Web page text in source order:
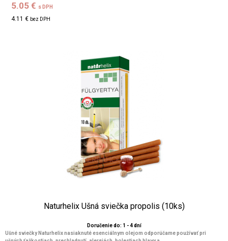
5.05 € s DPH
4.11 € bez DPH
Naturhelix Ušná sviečka propolis (10ks)
Doručenie do: 1 - 4 dní
Ušné sviečky Naturhelix nasiaknuté esenciálnym olejom odporúčame používať pri